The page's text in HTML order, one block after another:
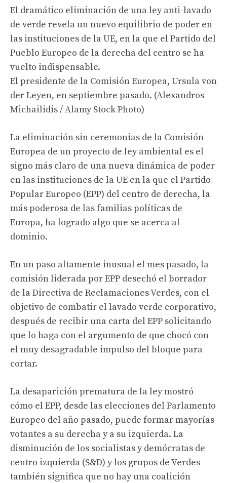
El dramático eliminación de una ley anti-lavado
de verde revela un nuevo equilibrio de poder en
las instituciones de la UE, en la que el Partido del
Pueblo Europeo de la derecha del centro se ha
vuelto indispensable.
El presidente de la Comisión Europea, Ursula von
der Leyen, en septiembre pasado. (Alexandros
Michailidis / Alamy Stock Photo)
La eliminación sin ceremonias de la Comisión
Europea de un proyecto de ley ambiental es el
signo más claro de una nueva dinámica de poder
en las instituciones de la UE en la que el Partido
Popular Europeo (EPP) del centro de derecha, la
más poderosa de las familias políticas de
Europa, ha logrado algo que se acerca al
dominio.
En un paso altamente inusual el mes pasado, la
comisión liderada por EPP desechó el borrador
de la Directiva de Reclamaciones Verdes, con el
objetivo de combatir el lavado verde corporativo,
después de recibir una carta del EPP solicitando
que lo haga con el argumento de que chocó con
el muy desagradable impulso del bloque para
cortar.
La desaparición prematura de la ley mostró
cómo el EPP, desde las elecciones del Parlamento
Europeo del año pasado, puede formar mayorías
votantes a su derecha y a su izquierda. La
disminución de los socialistas y demócratas de
centro izquierda (S&D) y los grupos de Verdes
también significa que no hay una coalición